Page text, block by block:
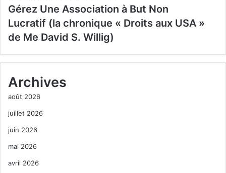
Gérez Une Association à But Non
Lucratif (la chronique « Droits aux USA »
de Me David S. Willig)
Archives
août 2026
juillet 2026
juin 2026
mai 2026
avril 2026